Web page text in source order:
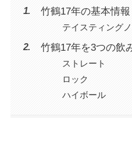
竹鶴17年の基本情報
テイスティング
竹鶴17年を3つの飲
ストレート
ロック
ハイボール